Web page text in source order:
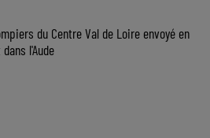
du Centre Val de Loire envoyé en
l'Aude